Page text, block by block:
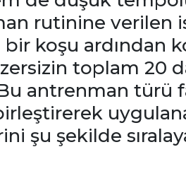
rutinine verilen
koşu ardından
toplam 20
antrenman türü
şu şekilde